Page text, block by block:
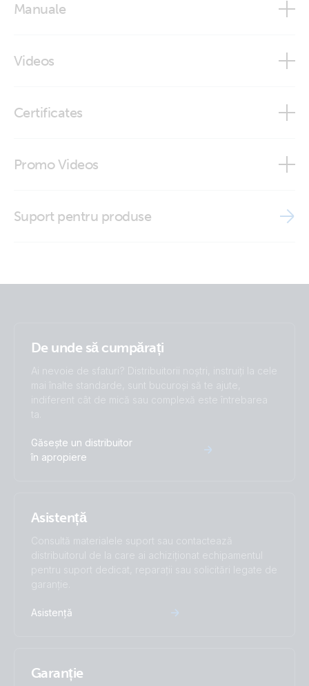
Manuale
Videos
Certificates
Promo Videos
Marine MFD app
Suport pentru produse
De unde să cumpărați
Ai nevoie de sfaturi? Distribuitorii noștri, instruiți la cele
mai înalte standarde, sunt bucuroși să te ajute,
indiferent cât de mică sau complexă este întrebarea
ta.
Găsește un distribuitor
în apropiere
Asistență
Consultă materialele suport sau contactează
distribuitorul de la care ai achiziționat echipamentul
pentru suport dedicat, reparații sau solicitări legate de
garanție.
Asistență
Garanție